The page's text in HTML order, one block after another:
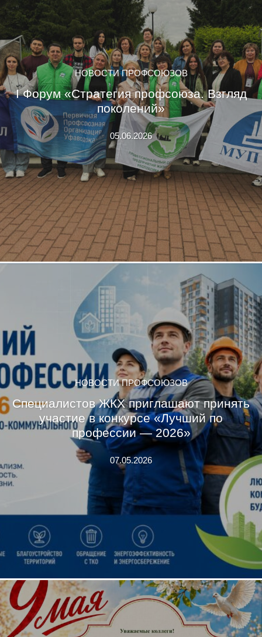
НОВОСТИ ПРОФСОЮЗОВ
I Форум «Стратегия профсоюза. Взгляд
поколений»
05.06.2026
НОВОСТИ ПРОФСОЮЗОВ
Специалистов ЖКХ приглашают принять
участие в конкурсе «Лучший по
профессии — 2026»
07.05.2026